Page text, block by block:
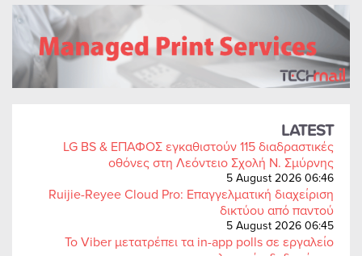
LATEST
LG BS & ΕΠΑΦΟΣ εγκαθιστούν 115 διαδραστικές
οθόνες στη Λεόντειο Σχολή Ν. Σμύρνης
5 August 2026 06:46
Ruijie-Reyee Cloud Pro: Επαγγελματική διαχείριση
δικτύου από παντού
5 August 2026 06:45
Το Viber μετατρέπει τα in-app polls σε εργαλείο